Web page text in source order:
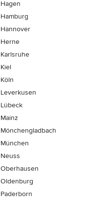
Hagen
Hamburg
Hannover
Herne
Karlsruhe
Kiel
Köln
Leverkusen
Lübeck
Mainz
Mönchen­gladbach
München
Neuss
Oberhausen
Oldenburg
Paderborn